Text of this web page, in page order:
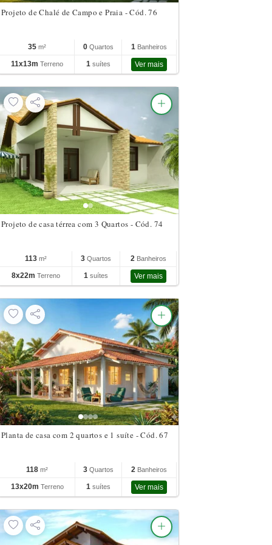
Projeto de Chalé de Campo e Praia - Cód. 76
35 m² 0 Quartos 1 Banheiros
11x13m Terreno 1 suítes Ver mais
Projeto de casa térrea com 3 Quartos - Cód. 74
113 m² 3 Quartos 2 Banheiros
8x22m Terreno 1 suítes Ver mais
Planta de casa com 2 quartos e 1 suíte - Cód. 67
118 m² 3 Quartos 2 Banheiros
13x20m Terreno 1 suítes Ver mais